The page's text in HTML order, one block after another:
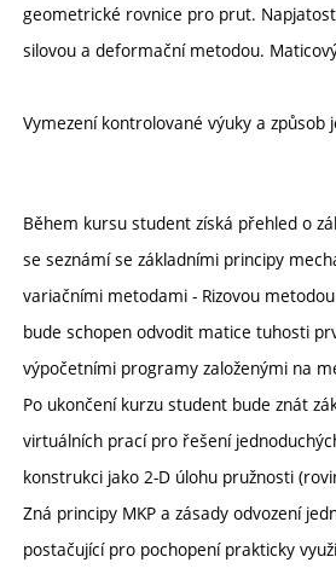
geometrické rovnice pro prut.
silovou a deformační metodou.
Vymezení kontrolované výuky a
Během kursu student získá přehled o
se seznámí se základními principy
variačními metodami - Rizovou
bude schopen odvodit matice tuhosti
výpočetními programy založenými na
Po ukončení kurzu student bude znát
virtuálních prací pro řešení
konstrukci jako 2-D úlohu pružnosti
Zná principy MKP a zásady odvození
postačující pro pochopení prakticky